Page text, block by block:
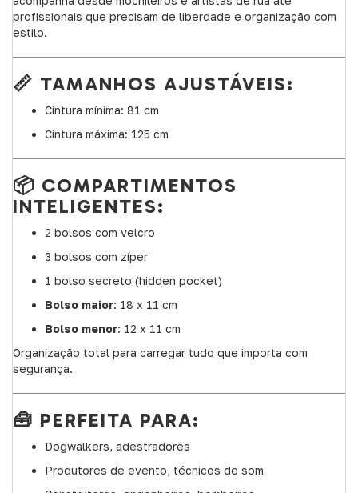
profissionais que precisam de liberdade e organização com
estilo.
📏 TAMANHOS AJUSTÁVEIS:
Cintura mínima: 81 cm
Cintura máxima: 125 cm
📦 COMPARTIMENTOS
INTELIGENTES:
2 bolsos com velcro
3 bolsos com zíper
1 bolso secreto (hidden pocket)
Bolso maior: 18 x 11 cm
Bolso menor: 12 x 11 cm
Organização total para carregar tudo que importa com
segurança.
🧰 PERFEITA PARA:
Dogwalkers, adestradores
Produtores de evento, técnicos de som